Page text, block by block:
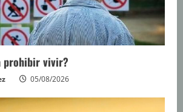
prohibir vivir?
05/08/2026